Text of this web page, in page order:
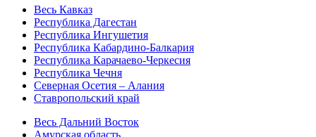
Весь Кавказ
Республика Дагестан
Республика Ингушетия
Республика Кабардино-Балкария
Республика Карачаево-Черкесия
Республика Чечня
Северная Осетия – Алания
Ставропольский край
Весь Дальний Восток
Амурская область